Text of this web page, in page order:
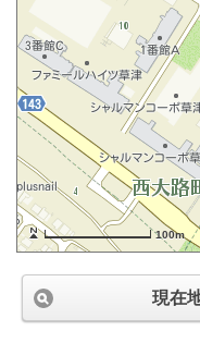
100m
現在